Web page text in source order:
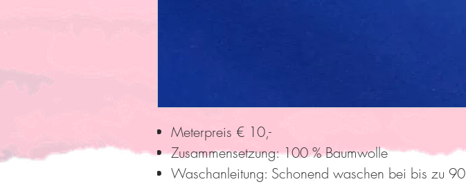
Meterpreis € 10,-
Zusammensetzung: 100 % Baumwolle
Waschanleitung: Schonend waschen bei bis zu 90